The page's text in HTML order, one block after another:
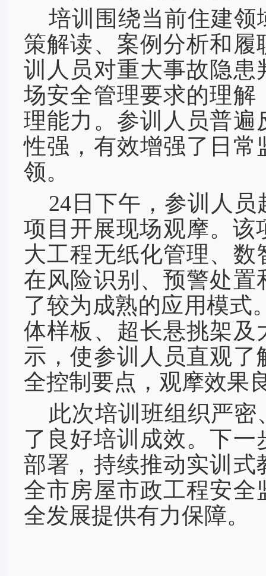
培训围绕当前住建
策解读、案例分析和
训人员对重大事故隐
场安全管理要求的理
理能力。参训人员普
性强，有效增强了日
领。
24日下午，参训人
项目开展现场观摩。
大工程无纸化管理、
在风险识别、预警处
了较为成熟的应用模式
体样板、超长悬挑架
示，使参训人员直观
全控制要点，观摩效果
此次培训班组织严
了良好培训成效。下
部署，持续推动实训
全市房屋市政工程安
全发展提供有力保障。